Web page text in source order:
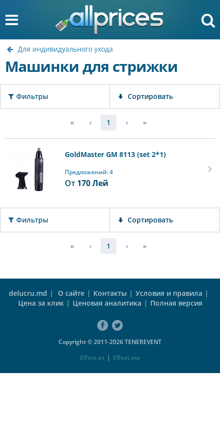
Для индивидуального ухода
Машинки для стрижки
Фильтры Сортировать
« ‹ 1 › »
GoldMaster GM 8113 (set 2*1)
Предложений: 4
От 170Лей
Фильтры Сортировать
« ‹ 1 › »
delucru.md | О сайте | Контакты | Условия и правила |
Цена за клик | Ценовая аналитика | Полная версия
Copyright © 2011-2026 TENEREVENT
ElFest.es | ElFest.mx